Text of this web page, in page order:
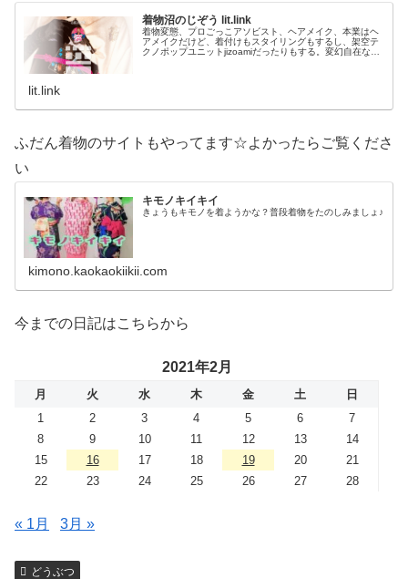
着物沼のじぞう lit.link
着物変態、プロごっこアソビスト、ヘアメイク、本業はヘ
アメイクだけど、着付けもスタイリングもするし、架空テ
クノポップユニットjizoamiだったりもする。変幻自在なた
lit.link
ふだん着物のサイトもやってます☆よかったらご覧くださ
い
キモノキイキイ
きょうもキモノを着ようかな？普段着物をたのしみましょ♪
kimono.kaokaokiikii.com
今までの日記はこちらから
2021年2月
月 火 水 木 金 土
日
1
2 3 4 5 6
7
8
9 10 11 12 13
14
15
16 17 18 19 20
21
22
23 24 25 26 27 28
« 1月 3月 »
どうぶつ